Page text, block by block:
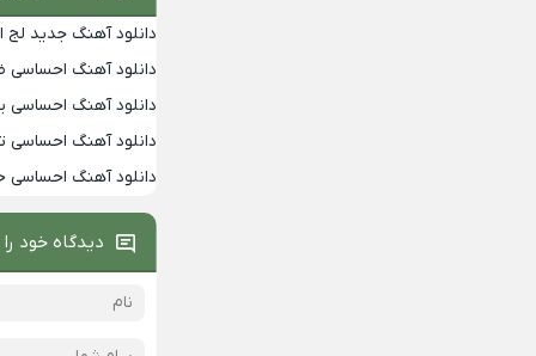
دانلود آهنگ جدید لج
دانلود آهنگ
دانلود آهنگ احساسی
دانلود آهنگ احساسی
دانلود آهنگ
دیدگاه خود